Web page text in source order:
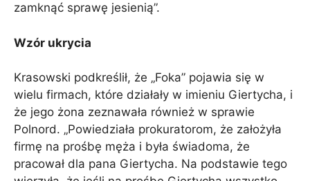
zamknąć sprawę jesienią”.
Wzór ukrycia
Krasowski podkreślił, że „Foka” pojawia się w
wielu firmach, które działały w imieniu Giertycha, i
że jego żona zeznawała również w sprawie
Polnord. „Powiedziała prokuratorom, że założyła
firmę na prośbę męża i była świadoma, że ​​
pracował dla pana Giertycha. Na podstawie tego